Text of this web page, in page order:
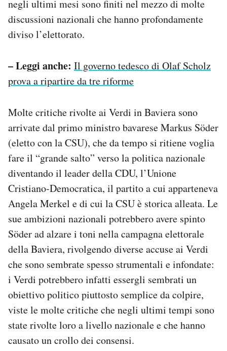
negli ultimi mesi sono finiti nel mezzo di molte
discussioni nazionali che hanno profondamente
diviso l’elettorato.
– Leggi anche: Il governo tedesco di Olaf Scholz
prova a ripartire da tre riforme
Molte critiche rivolte ai Verdi in Baviera sono
arrivate dal primo ministro bavarese Markus Söder
(eletto con la CSU), che da tempo si ritiene voglia
fare il “grande salto” verso la politica nazionale
diventando il leader della CDU, l’Unione
Cristiano-Democratica, il partito a cui apparteneva
Angela Merkel e di cui la CSU è storica alleata. Le
sue ambizioni nazionali potrebbero avere spinto
Söder ad alzare i toni nella campagna elettorale
della Baviera, rivolgendo diverse accuse ai Verdi
che sono sembrate spesso strumentali e infondate:
i Verdi potrebbero infatti essergli sembrati un
obiettivo politico piuttosto semplice da colpire,
viste le molte critiche che negli ultimi tempi sono
state rivolte loro a livello nazionale e che hanno
causato un crollo dei consensi.